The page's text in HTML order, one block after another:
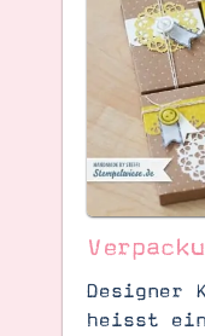
Designer
heisst